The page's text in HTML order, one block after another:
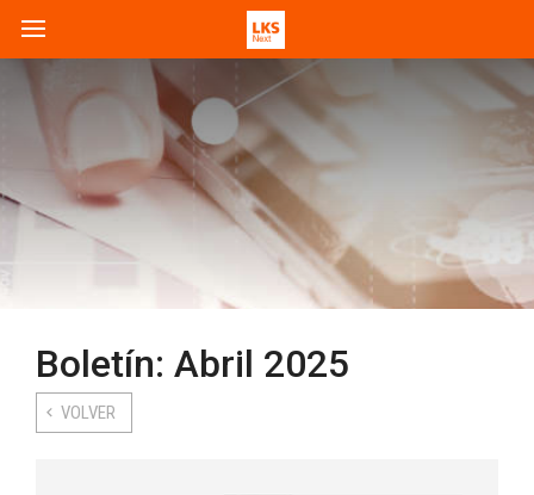
Boletín: Abril 2025
VOLVER